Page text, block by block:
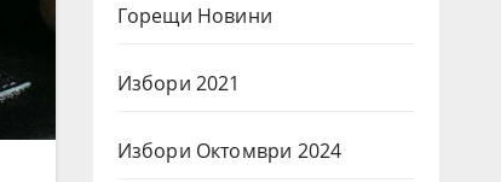
Горещи Новини
Избори 2021
Избори Октомври 2024